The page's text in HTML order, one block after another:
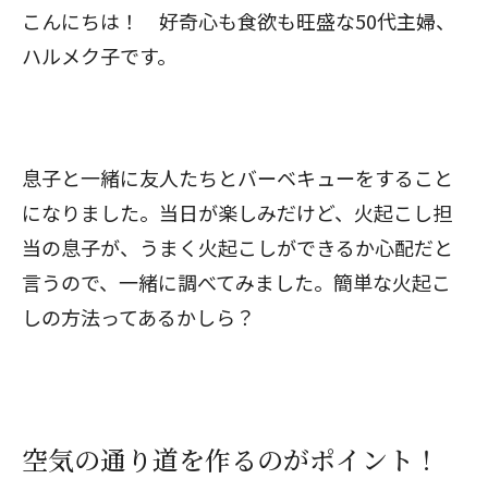
こんにちは！ 好奇心も食欲も旺盛な50代主婦、
ハルメク子です。
息子と一緒に友人たちとバーベキューをすること
になりました。当日が楽しみだけど、火起こし担
当の息子が、うまく火起こしができるか心配だと
言うので、一緒に調べてみました。簡単な火起こ
しの方法ってあるかしら？
空気の通り道を作るのがポイント！